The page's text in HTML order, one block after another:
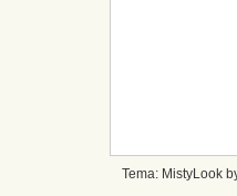
Tema: MistyLook